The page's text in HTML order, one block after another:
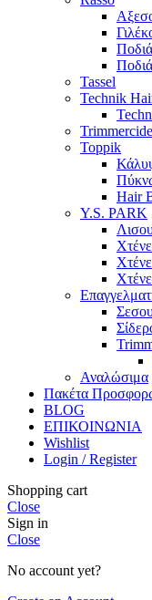
Ποδιά
Tassel
Technik
Trimmercide
Toppik
Hair
Y.S. PARK
Αναλώσιμα
Πακέτα
BLOG
ΕΠΙΚΟΙΝΩΝΙΑ
Wishlist
Login / Register
Shopping cart
Close
Sign in
Close
No account yet?